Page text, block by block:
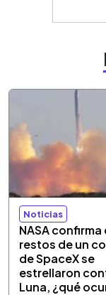
Noticias
NASA confirma
restos de un
de SpaceX se
estrellaron
Luna, ¿qué